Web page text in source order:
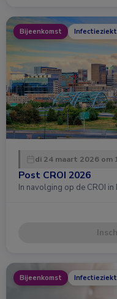
Bijeenkomst
di 24 maart 2026 om
Post CROI 2026
In navolging op de CROI
Bijeenkomst